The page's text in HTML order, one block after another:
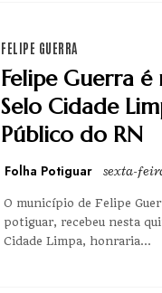
FELIPE GUERRA
Felipe Guerra
Selo Cidade
Público do RN
Folha Potiguar sexta-
O município de Felipe
potiguar, recebeu nesta
Cidade Limpa, honraria...